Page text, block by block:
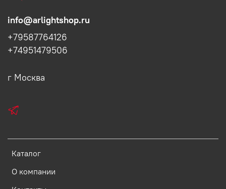
Каталог
О компании
info@arlightshop.ru
+79587764126
+74951479506
г Москва